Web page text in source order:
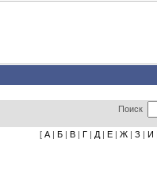
Поиск
[ А | Б | В | Г | Д | Е | Ж | З | И